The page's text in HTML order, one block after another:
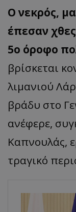
Ο νεκρός,
έπεσαν
5ο όροφο
βρίσκεται
λιμανιού
βράδυ στο
ανέφερε,
Καπνουλάς,
τραγικό